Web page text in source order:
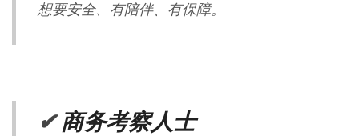
想要安全、有陪伴、有保障。
✔商务考察人士